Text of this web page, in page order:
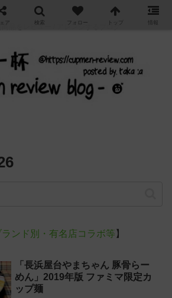
品をレビュー / アレンジするブログ
ンド別・有名店コラボ等 】
「長浜屋台やまちゃん 豚骨らー
めん」2019年版 ファミマ限定カ
ップ麺
ェア 検索 フォロー トップ 情報